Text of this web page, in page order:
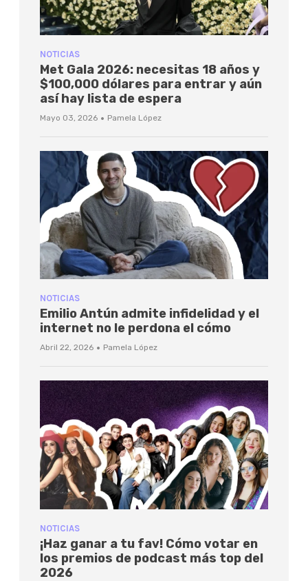
NOTICIAS
Met Gala 2026: necesitas 18 años y
$100,000 dólares para entrar y aún
así hay lista de espera
Mayo 03, 2026 · Pamela López
NOTICIAS
Emilio Antún admite infidelidad y el
internet no le perdona el cómo
Abril 22, 2026 · Pamela López
NOTICIAS
¡Haz ganar a tu fav! Cómo votar en
los premios de podcast más top del
2026